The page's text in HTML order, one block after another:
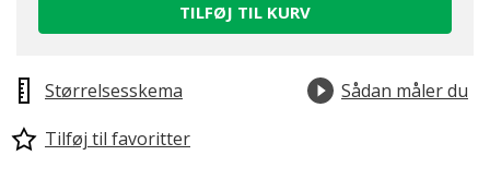
TILFØJ TIL KURV
Størrelsesskema
Sådan måler du
Tilføj til favoritter